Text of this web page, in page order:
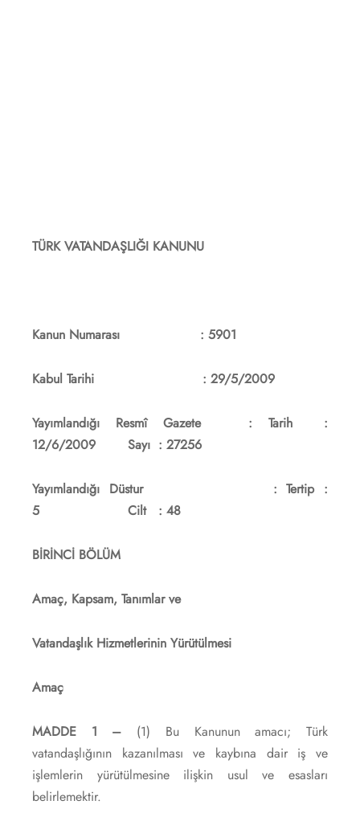
TÜRK VATANDAŞLIĞI KANUNU
Kanun Numarası : 5901
Kabul Tarihi : 29/5/2009
Yayımlandığı Resmî Gazete : Tarih :
12/6/2009 Sayı : 27256
Yayımlandığı Düstur : Tertip :
5 Cilt : 48
BİRİNCİ BÖLÜM
Amaç, Kapsam, Tanımlar ve
Vatandaşlık Hizmetlerinin Yürütülmesi
Amaç
MADDE 1 – (1) Bu Kanunun amacı; Türk
vatandaşlığının kazanılması ve kaybına dair iş ve
işlemlerin yürütülmesine ilişkin usul ve esasları
belirlemektir.